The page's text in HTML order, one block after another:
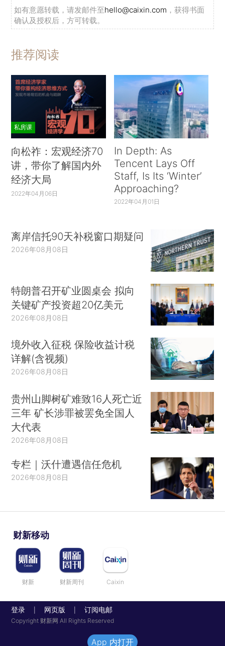
如有意愿转载，请发邮件至hello@caixin.com ，获得书面
确认及授权后，方可转载。
推荐阅读
私房课
向松祚：宏观经济70
讲，带你了解国内外
经济大局
2022年04月06日
In Depth: As
Tencent Lays Off
Staff, Is Its ‘Winter’
Approaching?
2022年04月01日
离岸信托90天补税窗口期疑问
2026年08月08日
特朗普召开矿业圆桌会 拟向
关键矿产投资超20亿美元
2026年08月08日
境外收入征税 保险收益计税
详解(含视频)
2026年08月08日
贵州山脚树矿难致16人死亡近
三年 矿长涉罪被罢免全国人
大代表
2026年08月08日
专栏｜沃什遭遇信任危机
2026年08月08日
财新移动
财新 财新周刊 Caixin
登录 网页版 订阅电邮
Copyright 财新网 All Rights Reserved
App 内打开